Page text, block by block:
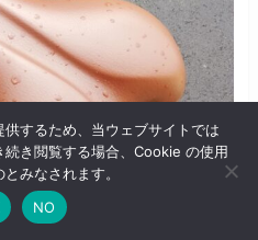
するため、当ウェブサイトでは
き閲覧する場合、Cookie の使用
みなされます。
NO